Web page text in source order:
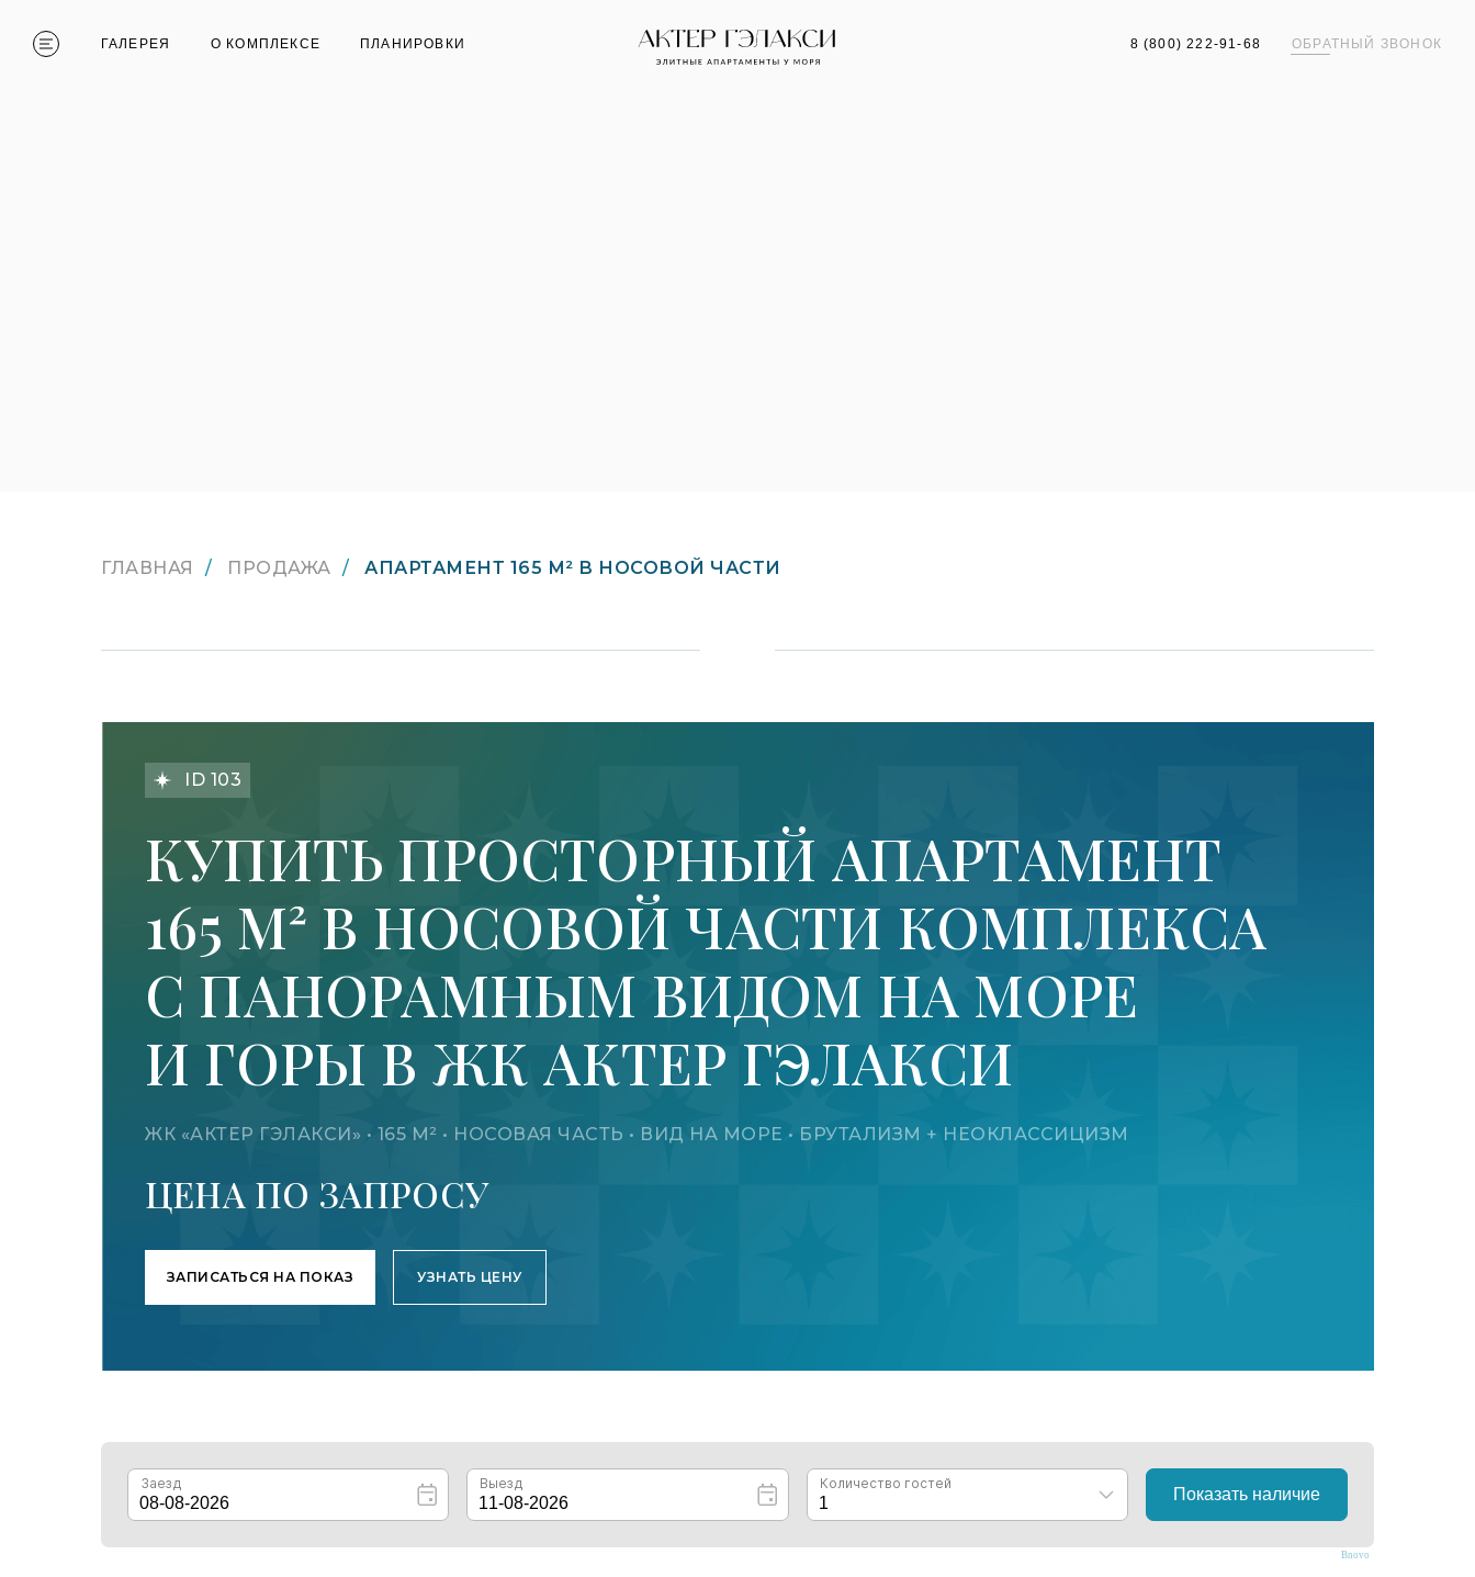
8 (800) 222-91-68 ОБРАТНЫЙ ЗВОНОК
ГАЛЕРЕЯ ПЛАНИРОВКИ
О КОМПЛЕКСЕ
ГЛАВНАЯ / ПРОДАЖА / АПАРТАМЕНТ 165 М² В НОСОВОЙ ЧАСТИ
LET'S GO!
ЦЕНА ПО ЗАПРОСУ
КУПИТЬ ПРОСТОРНЫЙ АПАРТАМЕНТ
165 М² В НОСОВОЙ ЧАСТИ КОМПЛЕКСА
С ПАНОРАМНЫМ ВИДОМ НА МОРЕ
И ГОРЫ В ЖК АКТЕР ГЭЛАКСИ
ЖК «АКТЕР ГЭЛАКСИ» • 165 М² • НОСОВАЯ ЧАСТЬ • ВИД НА МОРЕ • БРУТАЛИЗМ + НЕОКЛАССИЦИЗМ
ID 103
ЗАПИСАТЬСЯ НА ПОКАЗ УЗНАТЬ ЦЕНУ
Bnovo